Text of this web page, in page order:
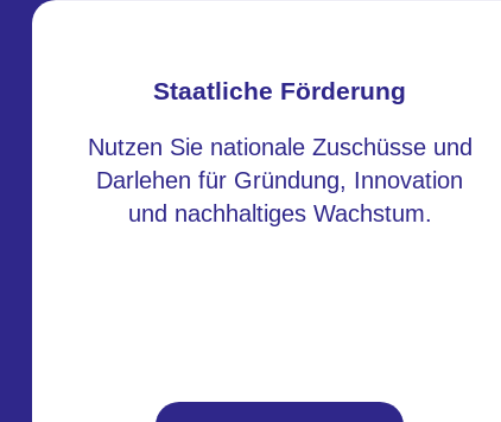
Staatliche Förderung
Nutzen Sie nationale Zuschüsse und
Darlehen für Gründung, Innovation
und nachhaltiges Wachstum.